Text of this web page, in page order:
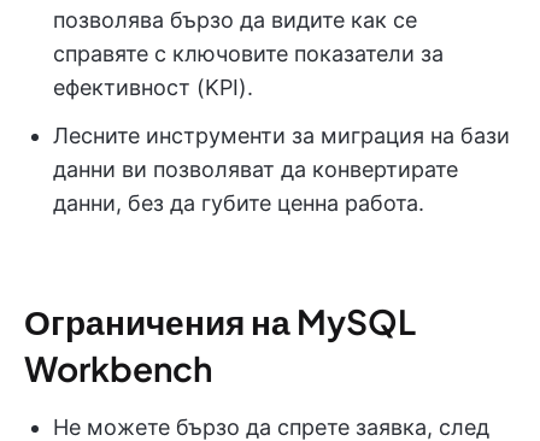
позволява бързо да видите как се
справяте с ключовите показатели за
ефективност (KPI).
Лесните инструменти за миграция на бази
данни ви позволяват да конвертирате
данни, без да губите ценна работа.
Ограничения на MySQL
Workbench
Не можете бързо да спрете заявка, след